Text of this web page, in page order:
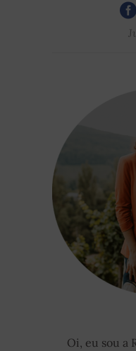
Oi, eu sou a